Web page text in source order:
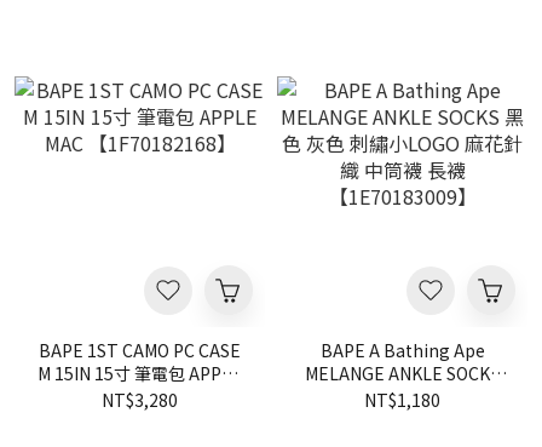
BAPE 1ST CAMO PC CASE
M 15IN 15寸 筆電包 APPLE
MAC 【1F70182168】
NT$3,280
BAPE A Bathing Ape
MELANGE ANKLE SOCKS
黑色 灰色 刺繡小LOGO 麻花
NT$1,180